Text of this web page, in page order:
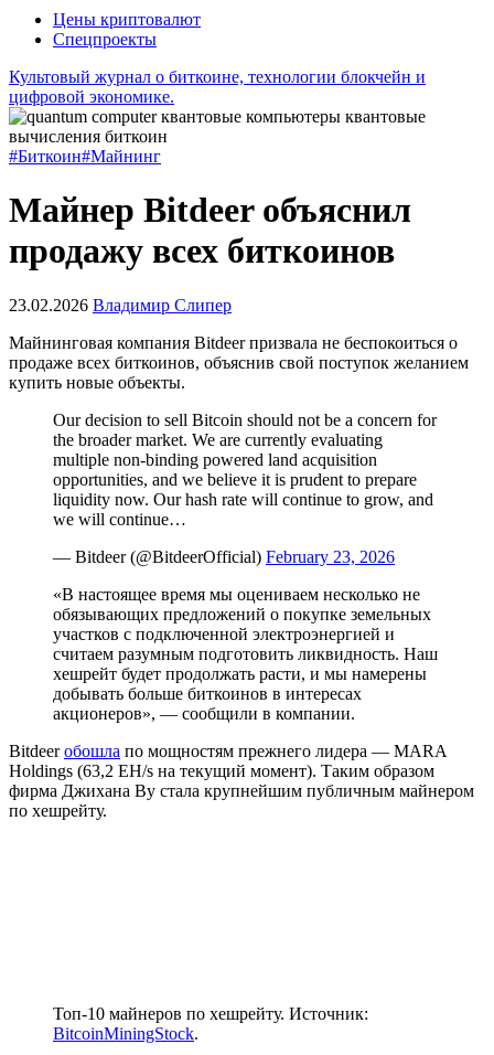
Цены криптовалют
Спецпроекты
Культовый журнал о биткоине, технологии блокчейн и
цифровой экономике.
#Биткоин#Майнинг
Майнер Bitdeer объяснил
продажу всех биткоинов
23.02.2026 Владимир Слипер
Майнинговая компания Bitdeer призвала не беспокоиться о
продаже всех биткоинов, объяснив свой поступок желанием
купить новые объекты.
Our decision to sell Bitcoin should not be a concern for
the broader market. We are currently evaluating
multiple non-binding powered land acquisition
opportunities, and we believe it is prudent to prepare
liquidity now. Our hash rate will continue to grow, and
we will continue…
— Bitdeer (@BitdeerOfficial) February 23, 2026
«В настоящее время мы оцениваем несколько не
обязывающих предложений о покупке земельных
участков с подключенной электроэнергией и
считаем разумным подготовить ликвидность. Наш
хешрейт будет продолжать расти, и мы намерены
добывать больше биткоинов в интересах
акционеров», — сообщили в компании.
Bitdeerобошла по мощностям прежнего лидера — MARA
Holdings (63,2 EH/s на текущий момент). Таким образом
фирма Джихана Ву стала крупнейшим публичным майнером
по хешрейту.
Топ-10 майнеров по хешрейту. Источник:
BitcoinMiningStock.